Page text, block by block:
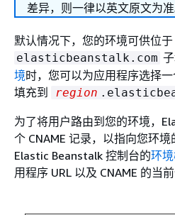
差异，则一律以英文原文为准
默认情况下，您的环境可供位于
elasticbeanstalk.com
境时，您可以为应用程序选择
填充到
region
为了将用户路由到您的环境，
个 CNAME 记录，以指向您环
Elastic Beanstalk 控制台的环
用程序 URL 以及 CNAME 的当前